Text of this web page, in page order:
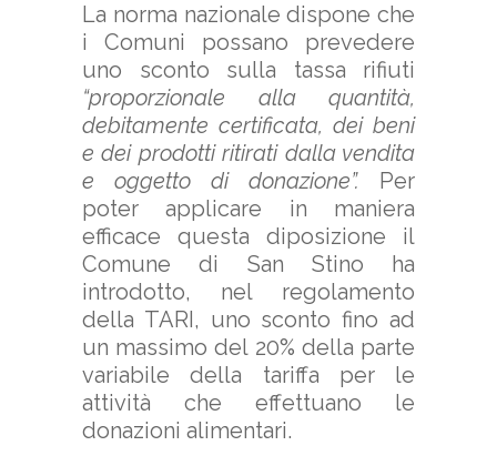
La norma nazionale dispone che
i Comuni possano prevedere
uno sconto sulla tassa rifiuti
“proporzionale alla quantità,
debitamente certificata, dei beni
e dei prodotti ritirati dalla vendita
e oggetto di donazione”. Per
poter applicare in maniera
efficace questa diposizione il
Comune di San Stino ha
introdotto, nel regolamento
della TARI, uno sconto fino ad
un massimo del 20% della parte
variabile della tariffa per le
attività che effettuano le
donazioni alimentari.